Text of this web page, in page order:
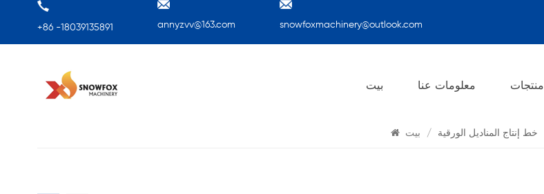
+86 -18039135891 annyzvv@163.com snowfoxmachinery@outlook.com
بيت معلومات عنا منتجات يبحث
/ خط إنتاج المناديل الورقية